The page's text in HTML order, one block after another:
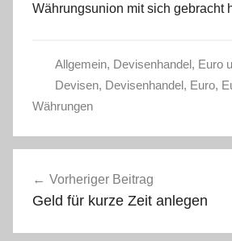
Währungsunion mit sich gebracht
Allgemein, Devisenhandel, Euro
Devisen, Devisenhandel, Euro,
Währungen
Vorheriger Beitrag
Geld für kurze Zeit anlegen